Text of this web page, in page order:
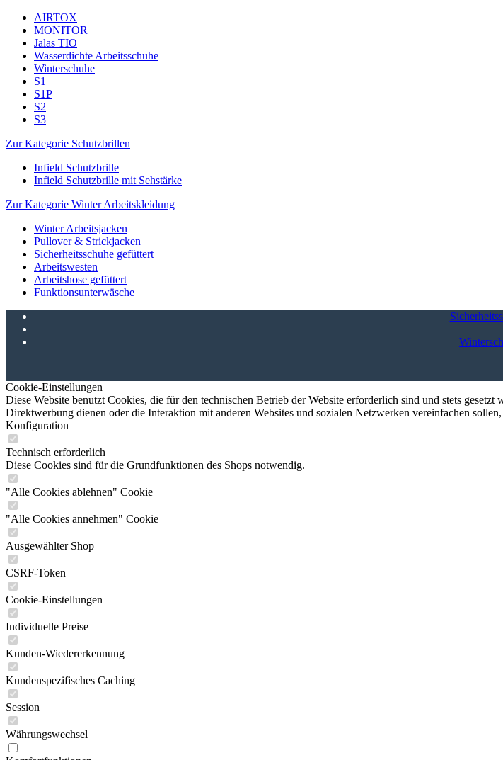
AIRTOX
MONITOR
Jalas TIO
Wasserdichte Arbeitsschuhe
Winterschuhe
S1
S1P
S2
S3
Zur Kategorie Schutzbrillen
Infield Schutzbrille
Infield Schutzbrille mit Sehstärke
Zur Kategorie Winter Arbeitskleidung
Winter Arbeitsjacken
Pullover & Strickjacken
Sicherheitsschuhe gefüttert
Arbeitswesten
Arbeitshose gefüttert
Funktionsunterwäsche
Cookie-Einstellungen
Diese Website benutzt Cookies, die für den technischen Betrieb der Website erforderlich sind und stets
Direktwerbung dienen oder die Interaktion mit anderen Websites und sozialen Netzwerken vereinfachen
Konfiguration
Technisch erforderlich
Diese Cookies sind für die Grundfunktionen des Shops notwendig.
"Alle Cookies ablehnen" Cookie
"Alle Cookies annehmen" Cookie
Ausgewählter Shop
CSRF-Token
Cookie-Einstellungen
Individuelle Preise
Kunden-Wiedererkennung
Kundenspezifisches Caching
Session
Währungswechsel